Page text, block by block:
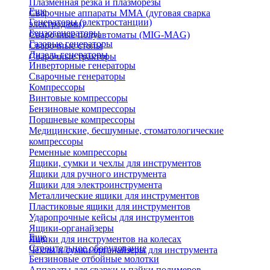
Плазменная резка и плазморезы
Сварочные аппараты ММА (дуговая сварка
электродами)
Сварочные полуавтоматы (MIG-MAG)
Сварочные столы
Сварочные тракторы
Еще
Генераторы (электростанции)
Бензогенераторы
Газовые генераторы
Дизель генераторы
Инверторные генераторы
Сварочные генераторы
Компрессоры
Винтовые компрессоры
Бензиновые компрессоры
Поршневые компрессоры
Медицинские, бесшумные, стоматологические
компрессоры
Ременные компрессоры
Ящики, сумки и чехлы для инструментов
Ящики для ручного инструмента
Ящики для электроинструмента
Металлические ящики для инструментов
Пластиковые ящики для инструментов
Ударопрочные кейсы для инструментов
Ящики-органайзеры
Ящики для инструментов на колесах
Чехлы и сумки органайзеры для инструмента
Еще
Строительное оборудование
Бензиновые отбойные молотки